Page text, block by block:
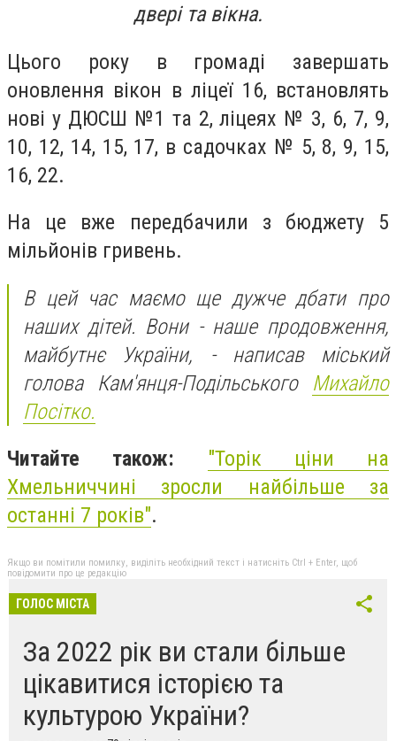
двері та вікна.
Цього року в громаді завершать
оновлення вікон в ліцеї 16, встановлять
нові у ДЮСШ №1 та 2, ліцеях № 3, 6, 7, 9,
10, 12, 14, 15, 17, в садочках № 5, 8, 9, 15,
16, 22.
На це вже передбачили з бюджету 5
мільйонів гривень.
В цей час маємо ще дужче дбати про
наших дітей. Вони - наше продовження,
майбутнє України, - написав міський
голова Кам'янця-Подільського Михайло
Посітко.
Читайте також: "Торік ціни на
Хмельниччині зросли найбільше за
останні 7 років".
Якщо ви помітили помилку, виділіть необхідний текст і натисніть Ctrl + Enter, щоб
повідомити про це редакцію
ГОЛОС МІСТА
За 2022 рік ви стали більше
цікавитися історією та
культурою України?